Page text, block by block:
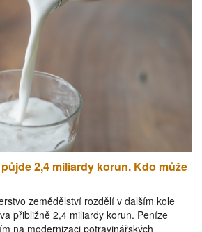
2,4 miliardy korun. Kdo může
zemědělství rozdělí v dalším kole
přibližně 2,4 miliardy korun. Peníze
na modernizaci potravinářských